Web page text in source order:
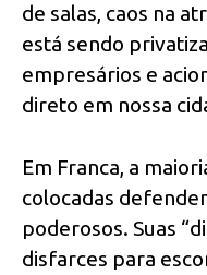
de salas, caos na
está sendo
empresários e
direto em nossa
Em Franca, a
colocadas
poderosos. Suas
disfarces para